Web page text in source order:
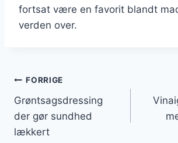
fortsat være en favorit blandt
verden over.
Indlægsnavigation
FORRIGE
Grøntsagsdressing
der gør sundhed
lækkert